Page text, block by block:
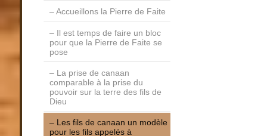
Accueillons la Pierre de Faite
Il est temps de faire un bloc
pour que la Pierre de Faite se
pose
La prise de canaan
comparable à la prise du
pouvoir sur la terre des fils de
Dieu
Les fils de canaan un modèle
pour les fils appelés à